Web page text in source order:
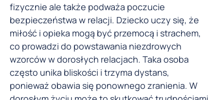
fizycznie ale także podważa poczucie
bezpieczeństwa w relacji. Dziecko uczy się, że
miłość i opieka mogą być przemocą i strachem,
co prowadzi do powstawania niezdrowych
wzorców w dorosłych relacjach. Taka osoba
często unika bliskości i trzyma dystans,
ponieważ obawia się ponownego zranienia. W